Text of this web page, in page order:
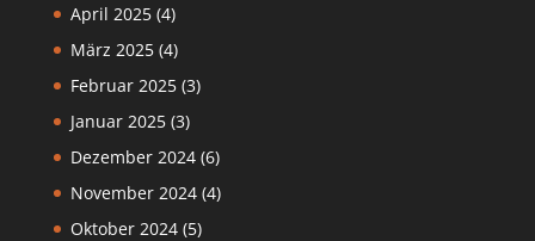
April 2025(4)
März 2025(4)
Februar 2025(3)
Januar 2025(3)
Dezember 2024(6)
November 2024(4)
Oktober 2024(5)